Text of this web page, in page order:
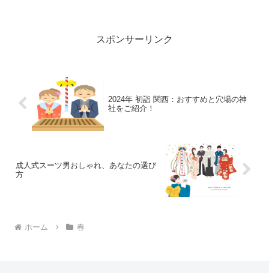
スポンサーリンク
2024年 初詣 関西：おすすめと穴場の神
社をご紹介！
成人式スーツ男おしゃれ、あなたの選び
方
ホーム 春